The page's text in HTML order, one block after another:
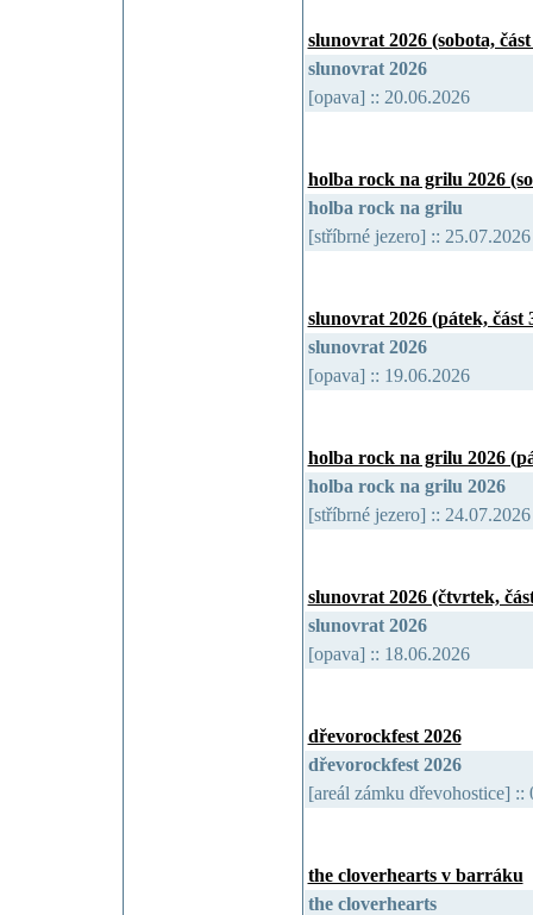
slunovrat 2026 (sobota,
slunovrat 2026
[opava] :: 20.06.2026
holba rock na grilu 2026
holba rock na grilu
[stříbrné jezero] ::
slunovrat 2026 (pátek, část
slunovrat 2026
[opava] :: 19.06.2026
holba rock na grilu 2026
holba rock na grilu 2026
[stříbrné jezero] ::
slunovrat 2026 (čtvrtek,
slunovrat 2026
[opava] :: 18.06.2026
dřevorockfest 2026
dřevorockfest 2026
[areál zámku dřevohostice]
the cloverhearts v barráku
the cloverhearts